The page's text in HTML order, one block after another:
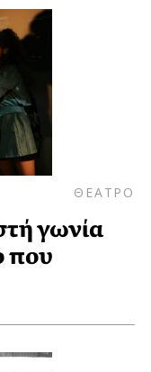
ΘΕΑΤΡΟ
γωνία
που